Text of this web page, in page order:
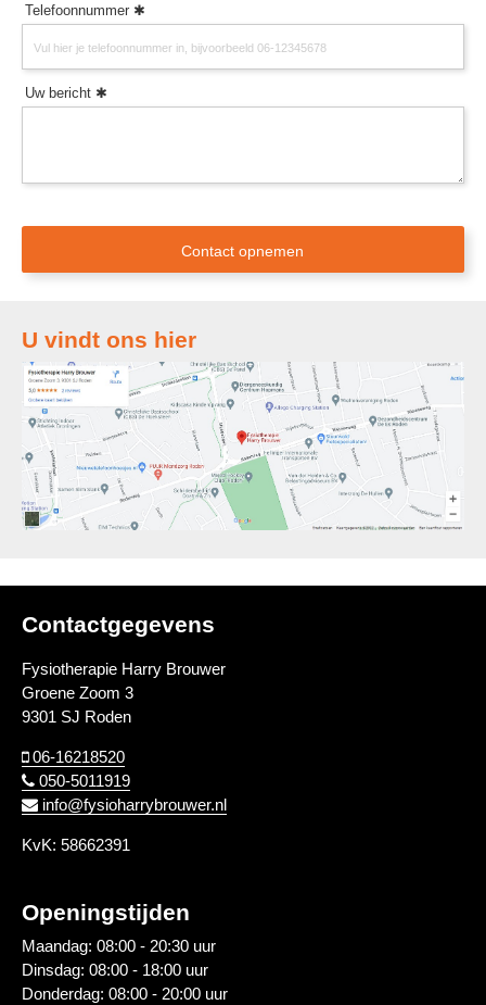
Telefoonnummer
Uw bericht
U vindt ons hier
Contactgegevens
Fysiotherapie Harry Brouwer
Groene Zoom 3
9301 SJ Roden
06-16218520
050-5011919
info@fysioharrybrouwer.nl
KvK: 58662391
Openingstijden
Maandag: 08:00 - 20:30 uur
Dinsdag: 08:00 - 18:00 uur
Donderdag: 08:00 - 20:00 uur